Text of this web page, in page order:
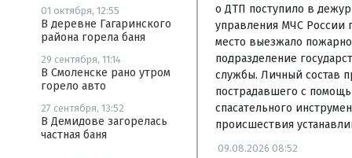
01 октября, 12:55
В деревне Гагаринского
района горела баня
29 сентября, 11:14
В Смоленске рано утром
горело авто
27 сентября, 13:52
В Демидове загорелась
частная баня
о ДТП поступило в
управления МЧС России
место выезжало
подразделение
службы. Личный состав
пострадавшего с
спасательного
происшествия
09.08.2026 08:52